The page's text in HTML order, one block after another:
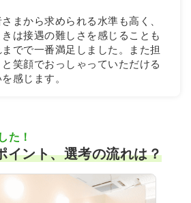
まから求められる水準も高く、
は接遇の難しさを感じることも
でで一番満足しました。また担
笑顔でおっしゃっていただける
感じます。
た！
イント、選考の流れは？